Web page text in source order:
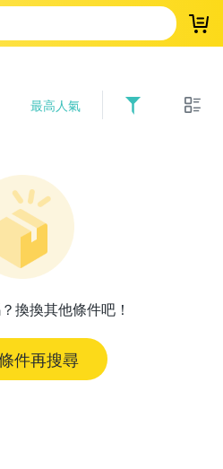
登
最高人氣
換換其他條件吧！
件再搜尋